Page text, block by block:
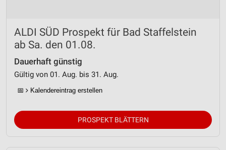
ALDI SÜD Prospekt für Bad Staffelstein
ab Sa. den 01.08.
Dauerhaft günstig
Gültig von 01. Aug. bis 31. Aug.
📅 Kalendereintrag erstellen
PROSPEKT BLÄTTERN